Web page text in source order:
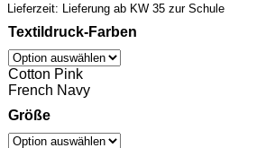
Lieferzeit: Lieferung ab KW 35 zur Schule
Textildruck-Farben
Cotton Pink
French Navy
Größe